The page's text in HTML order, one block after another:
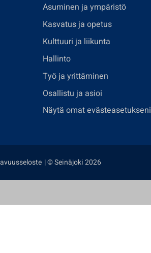
Asuminen ja ympäristö
Kasvatus ja opetus
Kulttuuri ja liikunta
Hallinto
Työ ja yrittäminen
Osallistu ja asioi
Näytä omat evästeasetukseni
| © Seinäjoki 2026